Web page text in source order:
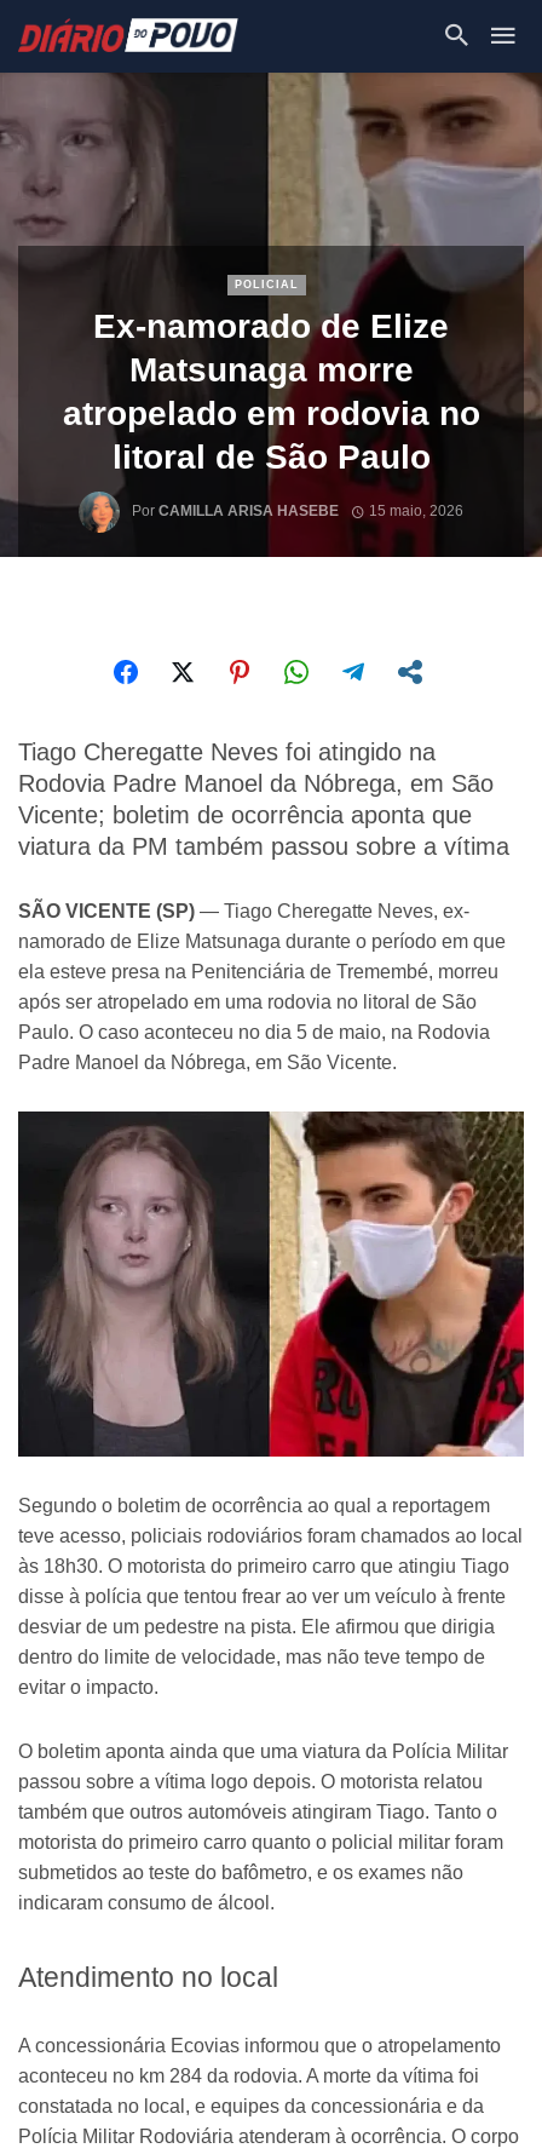
POLICIAL
Ex-namorado de Elize
Matsunaga morre
atropelado em rodovia no
litoral de São Paulo
Por CAMILLA ARISA HASEBE 15 maio, 2026
Tiago Cheregatte Neves foi atingido na
Rodovia Padre Manoel da Nóbrega, em São
Vicente; boletim de ocorrência aponta que
viatura da PM também passou sobre a vítima
SÃO VICENTE (SP) — Tiago Cheregatte Neves, ex-
namorado de Elize Matsunaga durante o período em que
ela esteve presa na Penitenciária de Tremembé, morreu
após ser atropelado em uma rodovia no litoral de São
Paulo. O caso aconteceu no dia 5 de maio, na Rodovia
Padre Manoel da Nóbrega, em São Vicente.
Segundo o boletim de ocorrência ao qual a reportagem
teve acesso, policiais rodoviários foram chamados ao local
às 18h30. O motorista do primeiro carro que atingiu Tiago
disse à polícia que tentou frear ao ver um veículo à frente
desviar de um pedestre na pista. Ele afirmou que dirigia
dentro do limite de velocidade, mas não teve tempo de
evitar o impacto.
O boletim aponta ainda que uma viatura da Polícia Militar
passou sobre a vítima logo depois. O motorista relatou
também que outros automóveis atingiram Tiago. Tanto o
motorista do primeiro carro quanto o policial militar foram
submetidos ao teste do bafômetro, e os exames não
indicaram consumo de álcool.
Atendimento no local
A concessionária Ecovias informou que o atropelamento
aconteceu no km 284 da rodovia. A morte da vítima foi
constatada no local, e equipes da concessionária e da
Polícia Militar Rodoviária atenderam à ocorrência. O corpo